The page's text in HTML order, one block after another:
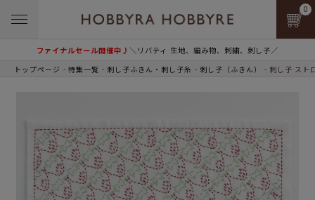
ファイナルセール開催中♪＼リバティ 生地、編み物、刺繍、刺し子／
0
トップページ 特集一覧 刺し子ふきん・刺し子糸 刺し子（ふきん） 刺し子 スト